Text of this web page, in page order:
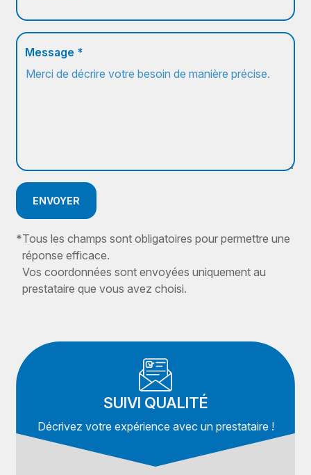
Message *
ENVOYER
*Tous les champs sont obligatoires pour permettre une
réponse efficace.
Vos coordonnées sont envoyées uniquement au
prestataire que vous avez choisi.
SUIVI QUALITÉ
Décrivez votre expérience avec un prestataire !